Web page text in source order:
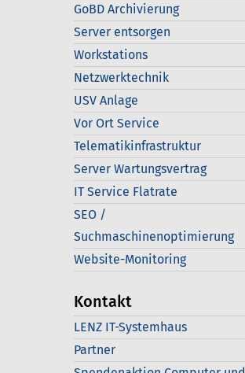
GoBD Archivierung
Server entsorgen
Workstations
Netzwerktechnik
USV Anlage
Vor Ort Service
Telematikinfrastruktur
Server Wartungsvertrag
IT Service Flatrate
SEO /
Suchmaschinenoptimierung
Website-Monitoring
Kontakt
LENZ IT-Systemhaus
Partner